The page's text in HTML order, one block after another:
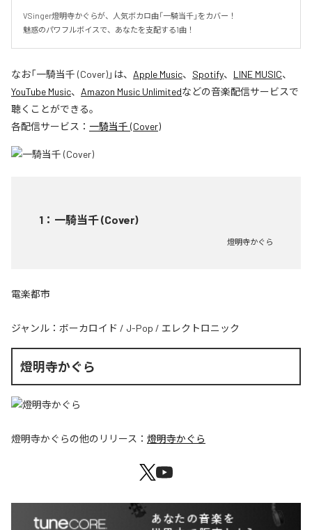
VSinger燈明寺かぐらが、人気ボカロ曲「一騎当千」をカバー！
魅惑のパワフルボイスで、あなたを支配する1曲！
なお「一騎当千 (Cover)」は、 Apple Music、 Spotify、 LINE MUSIC、
YouTube Music、 Amazon Music Unlimitedなどの音楽配信サービスで
聴くことができる。
各配信サービス： 一騎当千 (Cover)
1 ： 一騎当千 (Cover)
燈明寺かぐら
電楽都市
ジャンル： ボーカロイド / J-Pop / エレクトロニック
燈明寺かぐら
燈明寺かぐらの他のリリース： 燈明寺かぐら